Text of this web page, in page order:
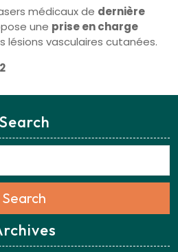
médicaux de dernière
une prise en charge
lésions vasculaires cutanées.
Search
Search